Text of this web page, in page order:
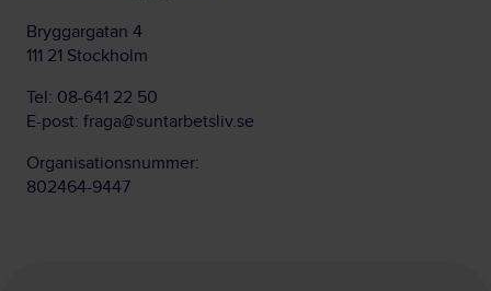
Bryggargatan 4
111 21 Stockholm
Tel: 08-641 22 50
E-post: fraga@suntarbetsliv.se
Organisationsnummer:
802464-9447